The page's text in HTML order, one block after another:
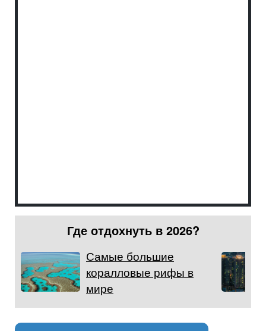
Где отдохнуть в 2026?
Самые большие
коралловые рифы в
мире